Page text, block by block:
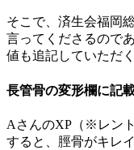
そこで、済生会福岡
言ってくださるので
値も追記していただ
長管骨の変形欄に記
AさんのXP（※レン
すると、脛骨がキレ